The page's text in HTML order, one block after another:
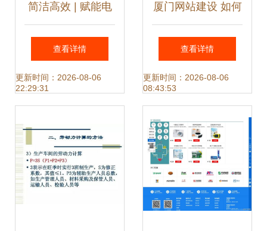
简洁高效 | 赋能电
商未来
查看详情
更新时间：2026-08-06
22:29:31
厦门网站建设 如何
打造一个优秀的网
站？网站策划的关
查看详情
更新时间：2026-08-06
08:43:53